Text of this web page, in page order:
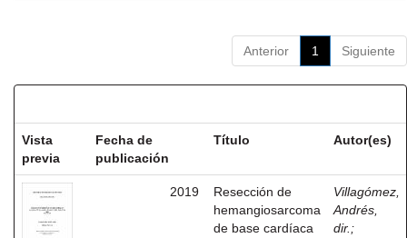
Anterior 1 Siguiente
Vista
previa
Fecha de
publicación
Título Autor(es)
2019
Resección de
hemangiosarcoma
de base cardíaca
Villagómez,
Andrés,
dir. ;